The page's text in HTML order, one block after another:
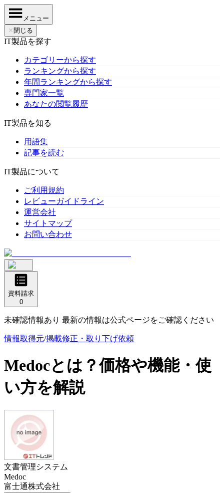
メニュー
✕ 閉じる
IT製品を探す
カテゴリーから探す
ランキングから探す
年間ランキングから探す
専門家一覧
あなたの閲覧履歴
IT製品を知る
用語集
記事を読む
IT製品について
ご利用規約
レビューガイドライン
運営会社
サイトマップ
お問い合わせ
資料請求
0
未確認情報あり 最新の情報は公式ページをご確認ください
情報取得元/掲載修正・取り下げ依頼
Medocとは？価格や機能・使
い方を解説
文書管理システム
Medoc
富士通株式会社